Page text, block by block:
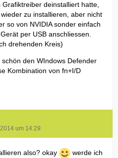
deinstalliert hatte,
zu installieren, aber nicht
so von NVIDIA sonder einfach
per USB anschliessen.
drehenden Kreis)
den WIndows Defender
Kombination von fn+I/D
um 14:29
also? okay
werde ich